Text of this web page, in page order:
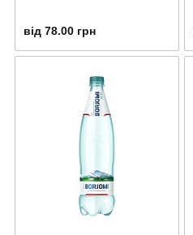
від 78.00 грн